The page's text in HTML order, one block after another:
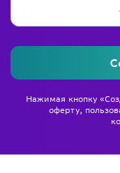
Нажимая кнопку
оферту,